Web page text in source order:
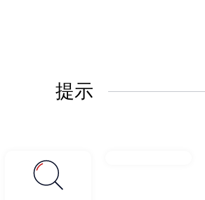
提示